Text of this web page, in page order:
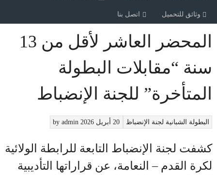
وثائق للتحميل اتصل بنا
المحضر العاشر لأقل من 13
سنة “مقابلات البطولة
المتأخرة” للجنة الإنضباط
البطولة الشبانية لجنة الإنضباظ 20 أبريل 2026 byadmin
كشفت لجنة الإنضباط التابعة للرابطة الولائية
لكرة القدم – النعامة، عن قراراتها التأديبية